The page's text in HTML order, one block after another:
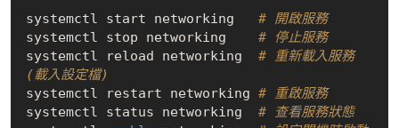
systemctl start networking # 開啟服務
systemctl stop networking # 停止服務
systemctl reload networking # 重新載入服務
(載入設定檔)
systemctl restart networking # 重啟服務
systemctl status networking # 查看服務狀態